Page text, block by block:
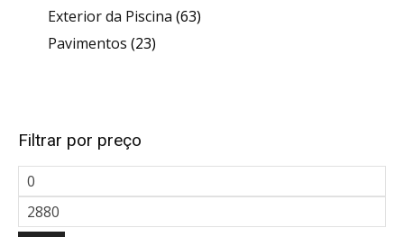
Exterior da Piscina 6363
Pavimentos 2323
Filtrar por preço
Preço
mínimo
Preço